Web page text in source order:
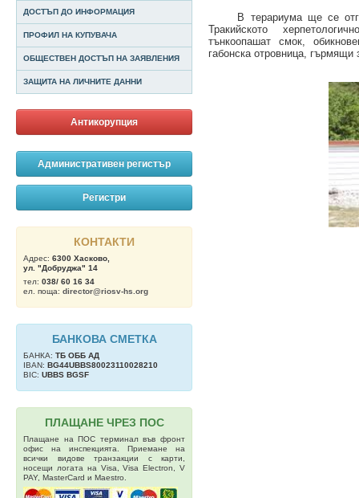
ДОСТЪП ДО ИНФОРМАЦИЯ
ПРОФИЛ НА КУПУВАЧА
ОБЩЕСТВЕН ДОСТЪП НА ЗАЯВЛЕНИЯ
ЗАЩИТА НА ЛИЧНИТЕ ДАННИ
Антикорупция
Административен регистър
Регистри
КОНТАКТИ
Адрес: 6300 Хасково,
ул. "Добруджа" 14
тел: 038/ 60 16 34
ел. поща: director@riosv-hs.org
БАНКОВА СМЕТКА
БАНКА: ТБ OББ АД
IBAN: BG44UBBS80023110028210
BIC: UBBS BGSF
ПЛАЩАНЕ ЧРЕЗ ПОС
Плащане на ПОС терминал във фронт
офис на инспекцията. Приемане на
всички видове транзакции с карти,
носещи логата на Visa, Visa Electron, V
PAY, MasterCard и Maestro.
В терариума ще се
Тракийското
тънкоопашат смок,
габонска отровница,